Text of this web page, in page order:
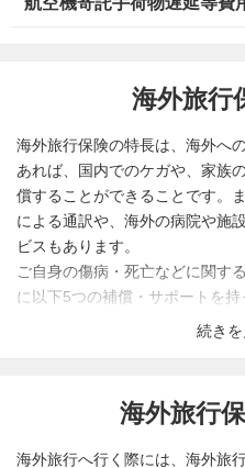
海外旅行
海外旅行保険の特長は、海外へ
あれば、国内でのケガや、家族
償することができることです。
による通訳や、海外の病院や施
ビスもあります。
ご自身の傷病・死亡などに関す
に以下5つの補償・サポートを持
◆インターネット契約割引
続きを
海外旅行
海外旅行へ行く際には、海外旅